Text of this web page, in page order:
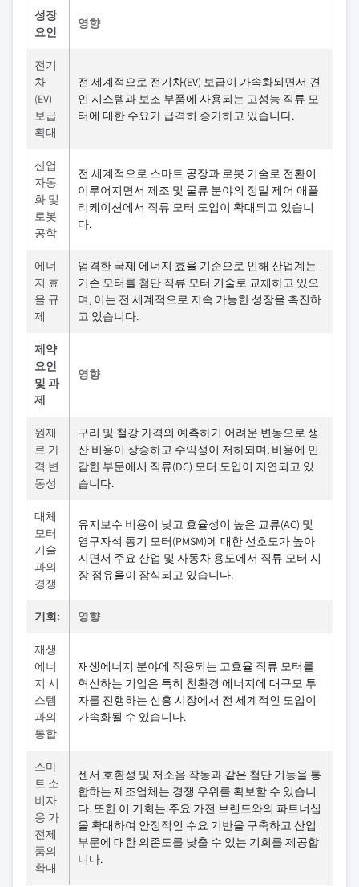
성장
요인
영향
전기
차
(EV)
보급
확대
전 세계적으로 전기차(EV) 보급이 가속화되면서 견
인 시스템과 보조 부품에 사용되는 고성능 직류 모
터에 대한 수요가 급격히 증가하고 있습니다.
산업
자동
화 및
로봇
공학
전 세계적으로 스마트 공장과 로봇 기술로 전환이
이루어지면서 제조 및 물류 분야의 정밀 제어 애플
리케이션에서 직류 모터 도입이 확대되고 있습니
다.
에너
지 효
율 규
제
엄격한 국제 에너지 효율 기준으로 인해 산업계는
기존 모터를 첨단 직류 모터 기술로 교체하고 있으
며, 이는 전 세계적으로 지속 가능한 성장을 촉진하
고 있습니다.
제약
요인
및 과
제
영향
원재
료 가
격 변
동성
구리 및 철강 가격의 예측하기 어려운 변동으로 생
산 비용이 상승하고 수익성이 저하되며, 비용에 민
감한 부문에서 직류(DC) 모터 도입이 지연되고 있
습니다.
대체
모터
기술
과의
경쟁
유지보수 비용이 낮고 효율성이 높은 교류(AC) 및
영구자석 동기 모터(PMSM)에 대한 선호도가 높아
지면서 주요 산업 및 자동차 용도에서 직류 모터 시
장 점유율이 잠식되고 있습니다.
기회: 영향
재생
에너
지 시
스템
과의
통합
재생에너지 분야에 적용되는 고효율 직류 모터를
혁신하는 기업은 특히 친환경 에너지에 대규모 투
자를 진행하는 신흥 시장에서 전 세계적인 도입이
가속화될 수 있습니다.
스마
트 소
비자
용 가
전제
품의
확대
센서 호환성 및 저소음 작동과 같은 첨단 기능을 통
합하는 제조업체는 경쟁 우위를 확보할 수 있습니
다. 또한 이 기회는 주요 가전 브랜드와의 파트너십
을 확대하여 안정적인 수요 기반을 구축하고 산업
부문에 대한 의존도를 낮출 수 있는 기회를 제공합
니다.